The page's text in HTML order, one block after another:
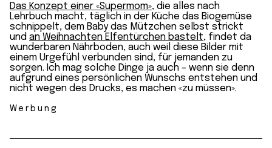
Das Konzept einer «Supermom», die alles nach
Lehrbuch macht, täglich in der Küche das Biogemüse
schnippelt, dem Baby das Mützchen selbst strickt
und an Weihnachten Elfentürchen bastelt, findet da
wunderbaren Nährboden, auch weil diese Bilder mit
einem Urgefühl verbunden sind, für jemanden zu
sorgen. Ich mag solche Dinge ja auch – wenn sie denn
aufgrund eines persönlichen Wunschs entstehen und
nicht wegen des Drucks, es machen «zu müssen».
Werbung